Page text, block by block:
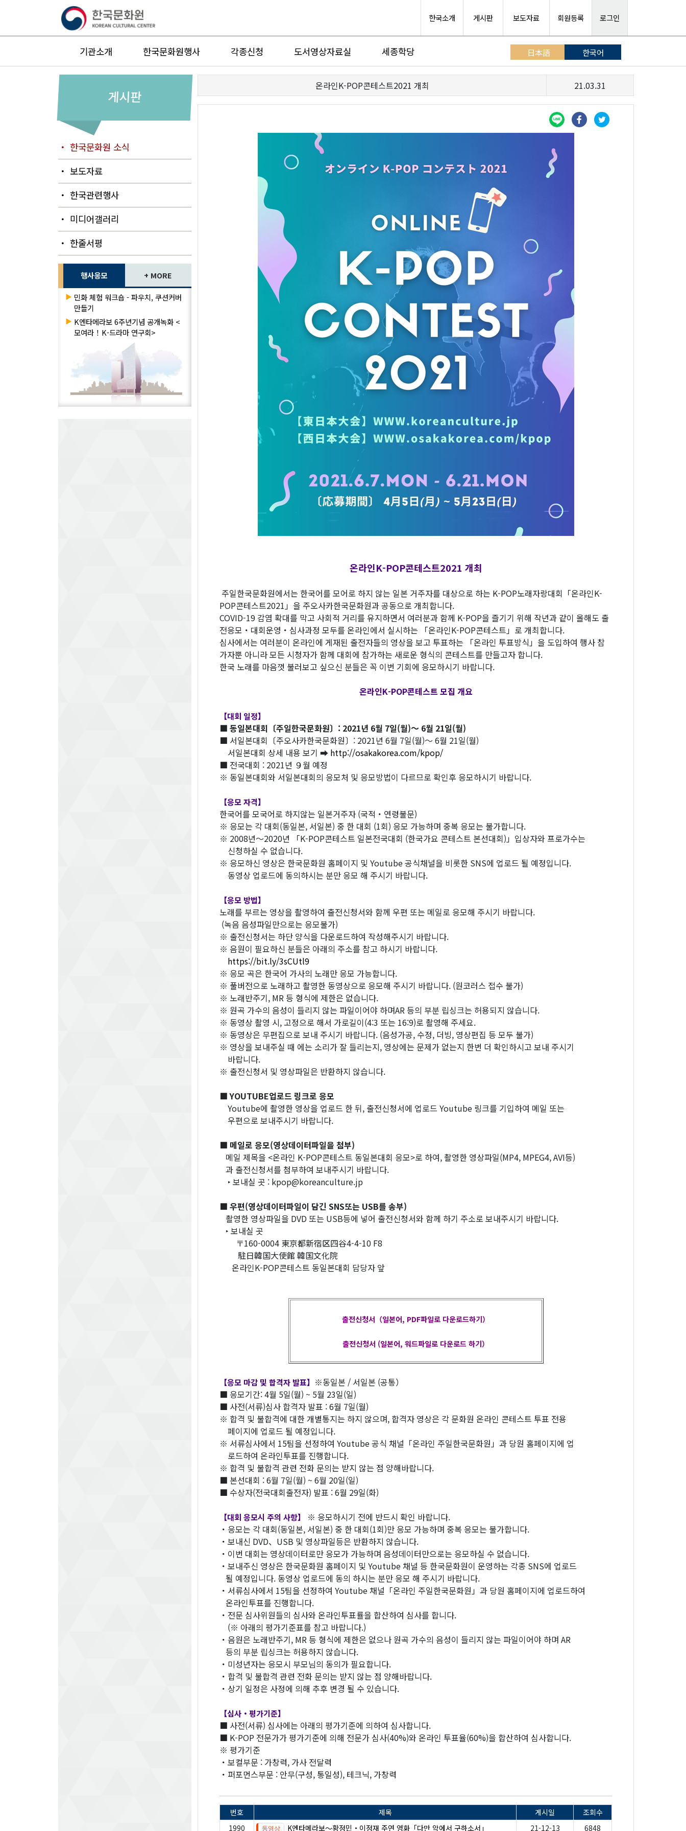
한국소개 게시판 보도자료 회원등록 로그인
기관소개 한국문화원행사 각종신청 도서영상자료실 세종학당 日本語 한국어
게시판
・ 한국문화원 소식
・ 보도자료
・ 한국관련행사
・ 미디어갤러리
・ 한줄서평
행사응모 + MORE
▶ 민화 체험 워크숍 - 파우치, 쿠션커버
만들기
▶ K엔타메라보 6주년기념 공개녹화 <
모여라！K-드라마 연구회>
온라인K-POP콘테스트2021 개최 21.03.31
온라인K-POP콘테스트2021 개최
주일한국문화원에서는 한국어를 모어로 하지 않는 일본 거주자를 대상으로 하는 K-POP노래자랑대회「온라인K-
POP콘테스트2021」을 주오사카한국문화원과 공동으로 개최합니다.
COVID-19 감염 확대를 막고 사회적 거리를 유지하면서 여러분과 함께 K-POP을 즐기기 위해 작년과 같이 올해도 출
전응모・대회운영・심사과정 모두를 온라인에서 실시하는 「온라인K-POP콘테스트」로 개최합니다.
심사에서는 여러분이 온라인에 게재된 출전자들의 영상을 보고 투표하는 「온라인 투표방식」을 도입하여 행사 참
가자뿐 아니라 모든 시청자가 함께 대회에 참가하는 새로운 형식의 콘테스트를 만들고자 합니다.
한국 노래를 마음껏 불러보고 싶으신 분들은 꼭 이번 기회에 응모하시기 바랍니다.
온라인K-POP콘테스트 모집 개요
【대회 일정】
■ 동일본대회〔주일한국문화원〕: 2021년 6월 7일(월)～ 6월 21일(월)
■ 서일본대회〔주오사카한국문화원〕: 2021년 6월 7일(월)～ 6월 21일(월)
서일본대회 상세 내용 보기 ➡ http://osakakorea.com/kpop/
■ 전국대회 : 2021년 ９월 예정
※ 동일본대회와 서일본대회의 응모처 및 응모방법이 다르므로 확인후 응모하시기 바랍니다.
【응모 자격】
한국어를 모국어로 하지않는 일본거주자 (국적・연령불문)
※ 응모는 각 대회(동일본, 서일본) 중 한 대회 (1회) 응모 가능하며 중복 응모는 불가합니다.
※ 2008년～2020년 「K-POP콘테스트 일본전국대회 (한국가요 콘테스트 본선대회)」입상자와 프로가수는
신청하실 수 없습니다.
※ 응모하신 영상은 한국문화원 홈페이지 및 Youtube 공식채널을 비롯한 SNS에 업로드 될 예정입니다.
동영상 업로드에 동의하시는 분만 응모 해 주시기 바랍니다.
【응모 방법】
노래를 부르는 영상을 촬영하여 출전신청서와 함께 우편 또는 메일로 응모해 주시기 바랍니다.
(녹음 음성파일만으로는 응모불가)
※ 출전신청서는 하단 양식을 다운로드하여 작성해주시기 바랍니다.
※ 음원이 필요하신 분들은 아래의 주소를 참고 하시기 바랍니다.
https://bit.ly/3sCUtl9
※ 응모 곡은 한국어 가사의 노래만 응모 가능합니다.
※ 풀버전으로 노래하고 촬영한 동영상으로 응모해 주시기 바랍니다. (원코러스 접수 불가)
※ 노래반주기, MR 등 형식에 제한은 없습니다.
※ 원곡 가수의 음성이 들리지 않는 파일이어야 하며AR 등의 부분 립싱크는 허용되지 않습니다.
※ 동영상 촬영 시, 고정으로 해서 가로길이(4:3 또는 16:9)로 촬영해 주세요.
※ 동영상은 무편집으로 보내 주시기 바랍니다. (음성가공, 수정, 더빙, 영상편집 등 모두 불가)
※ 영상을 보내주실 때 에는 소리가 잘 들리는지, 영상에는 문제가 없는지 한번 더 확인하시고 보내 주시기
바랍니다.
※ 출전신청서 및 영상파일은 반환하지 않습니다.
■ YOUTUBE업로드 링크로 응모
Youtube에 촬영한 영상을 업로드 한 뒤, 출전신청서에 업로드 Youtube 링크를 기입하여 메일 또는
우편으로 보내주시기 바랍니다.
■ 메일로 응모(영상데이터파일을 첨부)
메일 제목을 <온라인 K-POP콘테스트 동일본대회 응모>로 하여, 촬영한 영상파일(MP4, MPEG4, AVI등)
과 출전신청서를 첨부하여 보내주시기 바랍니다.
‣ 보내실 곳 : kpop@koreanculture.jp
■ 우편(영상데이터파일이 담긴 SNS또는 USB를 송부)
촬영한 영상파일을 DVD 또는 USB등에 넣어 출전신청서와 함께 하기 주소로 보내주시기 바랍니다.
‣ 보내실 곳
〒160-0004 東京都新宿区四谷4-4-10 F8
駐日韓国大使館 韓国文化院
온라인K-POP콘테스트 동일본대회 담당자 앞
출전신청서 （일본어, PDF파일로 다운로드하기）
출전신청서 (일본어, 워드파일로 다운로드 하기）
【응모 마감 및 합격자 발표】 ※동일본 / 서일본 (공통）
■ 응모기간: 4월 5일(월) ~ 5월 23일(일)
■ 사전(서류)심사 합격자 발표 : 6월 7일(월)
※ 합격 및 불합격에 대한 개별통지는 하지 않으며, 합격자 영상은 각 문화원 온라인 콘테스트 투표 전용
페이지에 업로드 될 예정입니다.
※ 서류심사에서 15팀을 선정하여 Youtube 공식 채널「온라인 주일한국문화원」과 당원 홈페이지에 업
로드하여 온라인투표를 진행합니다.
※ 합격 및 불합격 관련 전화 문의는 받지 않는 점 양해바랍니다.
■ 본선대회 : 6월 7일(월) ~ 6월 20일(일)
■ 수상자(전국대회출전자) 발표 : 6월 29일(화)
【대회 응모시 주의 사항】 ※ 응모하시기 전에 반드시 확인 바랍니다.
・응모는 각 대회(동일본, 서일본) 중 한 대회(1회)만 응모 가능하며 중복 응모는 불가합니다.
・보내신 DVD、USB 및 영상파일등은 반환하지 않습니다.
・이번 대회는 영상데이터로만 응모가 가능하며 음성데이터만으로는 응모하실 수 없습니다.
・보내주신 영상은 한국문화원 홈페이지 및 Youtube 채널 등 한국문화원이 운영하는 각종 SNS에 업로드
될 예정입니다. 동영상 업로드에 동의 하시는 분만 응모 해 주시기 바랍니다.
・서류심사에서 15팀을 선정하여 Youtube 채널「온라인 주일한국문화원」과 당원 홈페이지에 업로드하여
온라인투표를 진행합니다.
・전문 심사위원들의 심사와 온라인투표률을 합산하여 심사를 합니다.
(※ 아래의 평가기준표를 참고 바랍니다.)
・음원은 노래반주기, MR 등 형식에 제한은 없으나 원곡 가수의 음성이 들리지 않는 파일이어야 하며 AR
등의 부분 립싱크는 허용하지 않습니다.
・미성년자는 응모시 부모님의 동의가 필요합니다.
・합격 및 불합격 관련 전화 문의는 받지 않는 점 양해바랍니다.
・상기 일정은 사정에 의해 추후 변경 될 수 있습니다.
【심사・평가기준】
■ 사전(서류) 심사에는 아래의 평가기준에 의하여 심사합니다.
■ K-POP 전문가가 평가기준에 의해 전문가 심사(40%)와 온라인 투표율(60%)을 합산하여 심사합니다.
※ 평가기준
・보컬부문 : 가창력, 가사 전달력
・퍼포먼스부문 : 안무(구성, 통일성), 테크닉, 가창력
번호 제목 게시일
조회수
1990
K엔타메라보～황정민・이정재 주연 영화「다만 악에서 구하소서」 21-12-13 6848